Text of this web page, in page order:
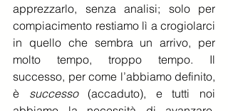
apprezzarlo, senza analisi; solo per
compiacimento restiamo lì a crogiolarci
in quello che sembra un arrivo, per
molto tempo, troppo tempo. Il
successo, per come l’abbiamo definito,
è successo (accaduto), e tutti noi